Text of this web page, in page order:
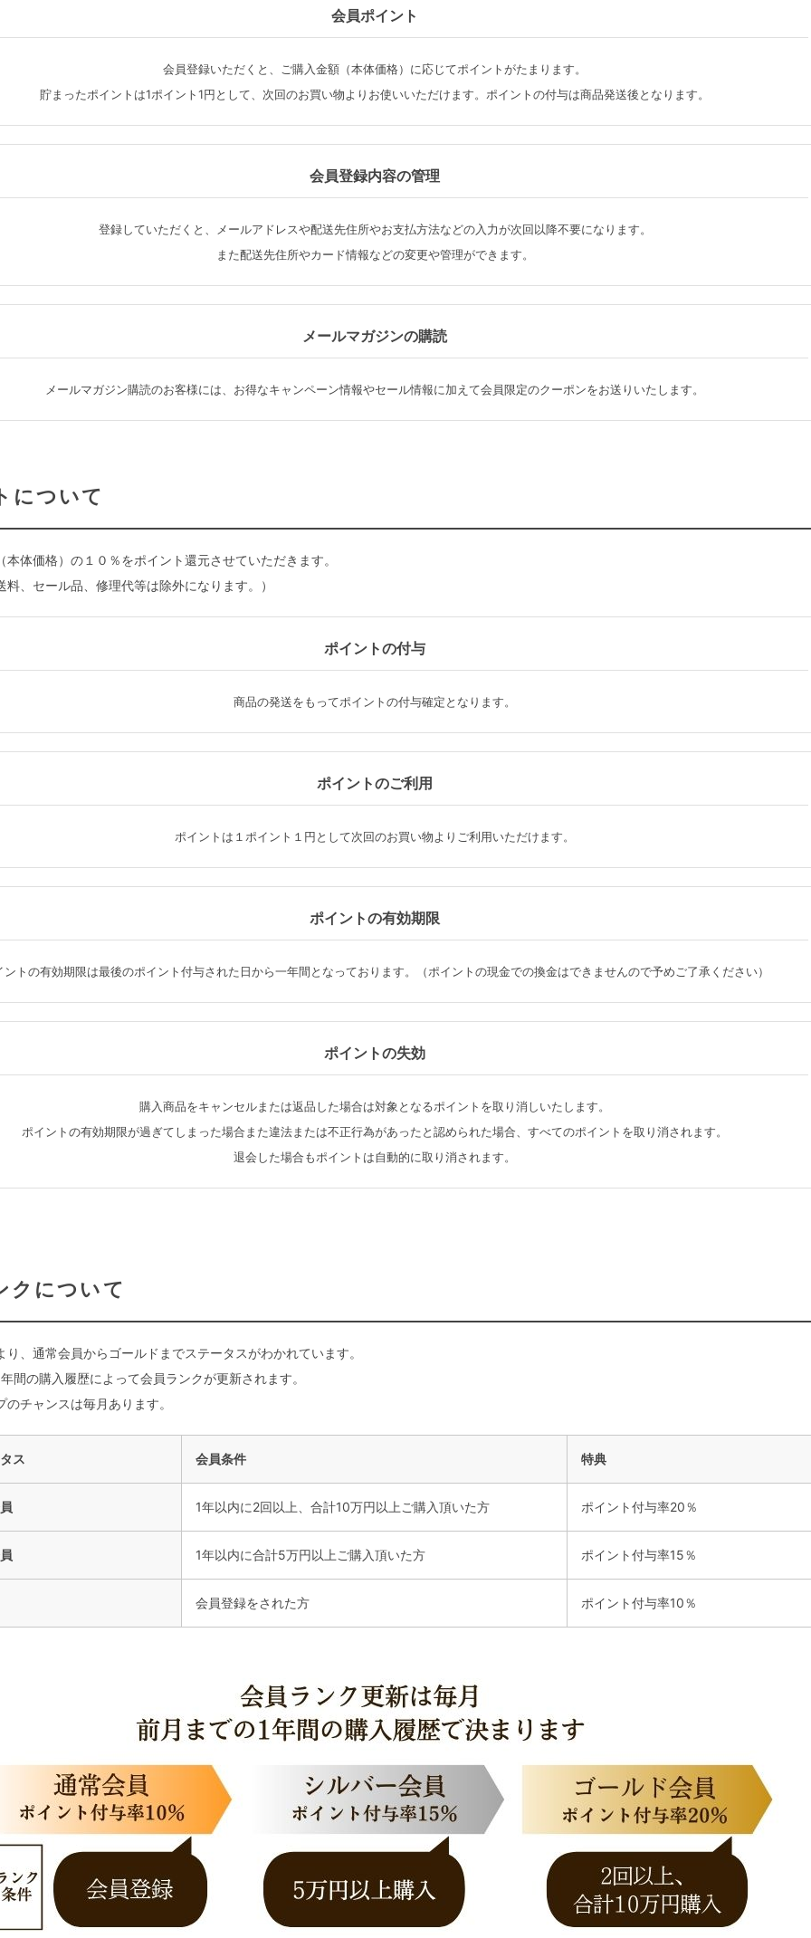
会員ポイント
会員登録いただくと、ご購入金額（本体価格）に応じてポイントがたまります。
貯まったポイントは1ポイント1円として、次回のお買い物よりお使いいただけます。ポイントの付与は商品発送後となります。
会員登録内容の管理
登録していただくと、メールアドレスや配送先住所やお支払方法などの入力が次回以降不要になります。
また配送先住所やカード情報などの変更や管理ができます。
メールマガジンの購読
メールマガジン購読のお客様には、お得なキャンペーン情報やセール情報に加えて会員限定のクーポンをお送りいたします。
について
本体価格）の１０％をポイント還元させていただきます。
料、セール品、修理代等は除外になります。）
ポイントの付与
商品の発送をもってポイントの付与確定となります。
ポイントのご利用
ポイントは１ポイント１円として次回のお買い物よりご利用いただけます。
ポイントの有効期限
ントの有効期限は最後のポイント付与された日から一年間となっております。（ポイントの現金での換金はできませんので予めご了承ください）
ポイントの失効
購入商品をキャンセルまたは返品した場合は対象となるポイントを取り消しいたします。
ポイントの有効期限が過ぎてしまった場合また違法または不正行為があったと認められた場合、すべてのポイントを取り消されます。
退会した場合もポイントは自動的に取り消されます。
クについて
り、通常会員からゴールドまでステータスがわかれています。
間の購入履歴によって会員ランクが更新されます。
のチャンスは毎月あります。
ス 会員条件 特典
1年以内に2回以上、合計10万円以上ご購入頂いた方 ポイント付与率20％
1年以内に合計5万円以上ご購入頂いた方 ポイント付与率15％
会員登録をされた方 ポイント付与率10％